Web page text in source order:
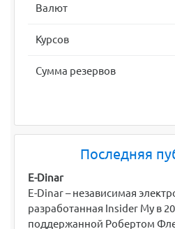
Валют
Курсов
Сумма резервов
Последняя
E-Dinar
E-Dinar – независимая
разработанная Insider My в
поддержанной Робертом